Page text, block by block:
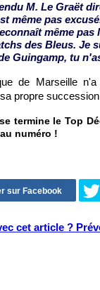
M. Le Graët
même pas
même
des Bleus. Je
Guingamp, tu
de Marseille
propre
termine le Top
numéro !
sur Facebook
cet article ?